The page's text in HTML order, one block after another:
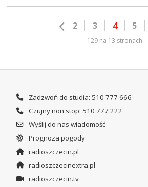
2 3 4 5
129 na 13 stronach
Zadzwoń do studia: 510 777 666
Czujny non stop: 510 777 222
Wyślij do nas wiadomość
Prognoza pogody
radioszczecin.pl
radioszczecinextra.pl
radioszczecin.tv